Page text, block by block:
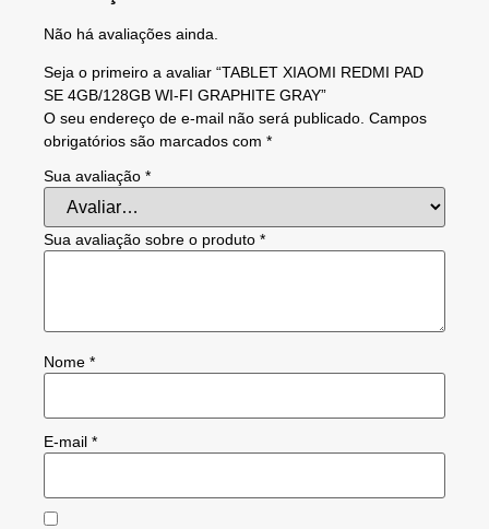
Não há avaliações ainda.
Seja o primeiro a avaliar “TABLET XIAOMI REDMI PAD
SE 4GB/128GB WI-FI GRAPHITE GRAY”
O seu endereço de e-mail não será publicado. Campos
obrigatórios são marcados com *
Sua avaliação *
Sua avaliação sobre o produto *
Nome *
E-mail *